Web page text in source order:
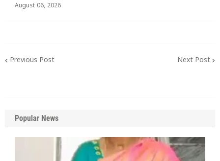
August 06, 2026
Previous Post Next Post
Popular News